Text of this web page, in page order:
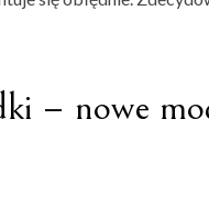
– nowe